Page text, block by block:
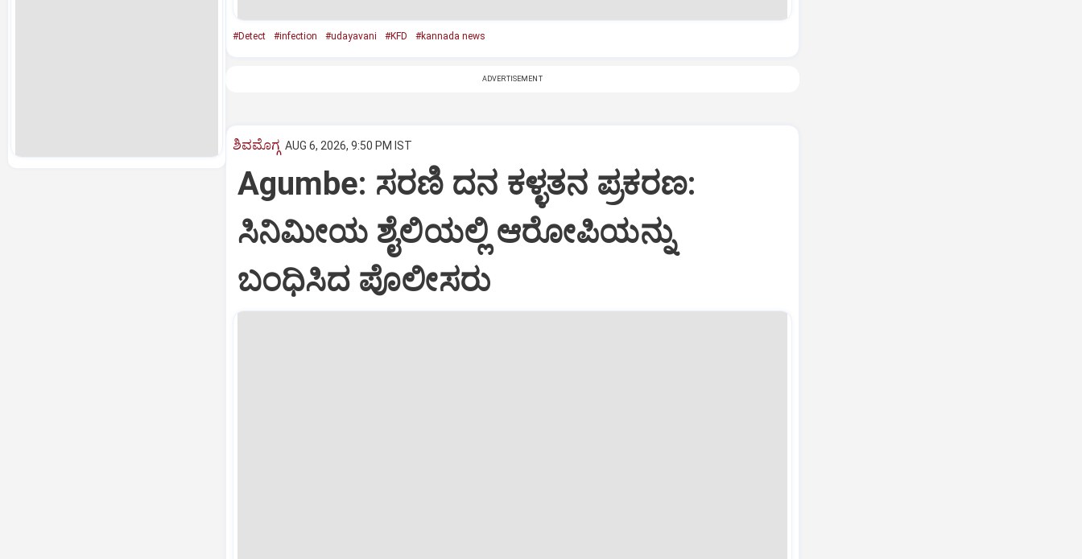
#Detect #infection #udayavani #KFD #kannada news
ADVERTISEMENT
ಶಿವಮೊಗ್ಗ AUG 6, 2026, 9:50 PM IST
Agumbe: ಸರಣಿ ದನ ಕಳ್ಳತನ ಪ್ರಕರಣ:
ಸಿನಿಮೀಯ ಶೈಲಿಯಲ್ಲಿ ಆರೋಪಿಯನ್ನು
ಬಂಧಿಸಿದ ಪೊಲೀಸರು